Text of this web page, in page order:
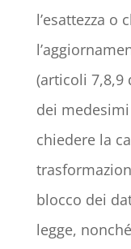
l’esattezza o
(articoli 7,8,9
dei
chiedere la
blocco dei
legge,